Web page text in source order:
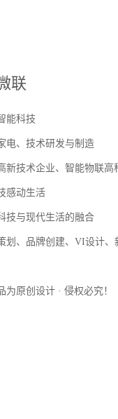
联
能科技
电、技术研发与制造
新技术企业、智能物联高
感动生活
技与现代生活的融合
划、品牌创建、VI设计
为原创设计 · 侵权必究！